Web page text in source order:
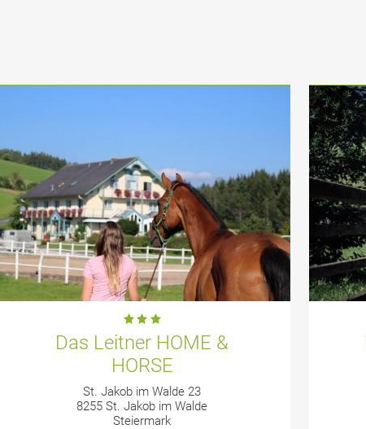
Das Leitner HOME &
HORSE
St. Jakob im Walde 23
8255 St. Jakob im Walde
Steiermark